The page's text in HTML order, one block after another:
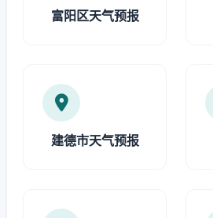
富阳区天气预报
建德市天气预报